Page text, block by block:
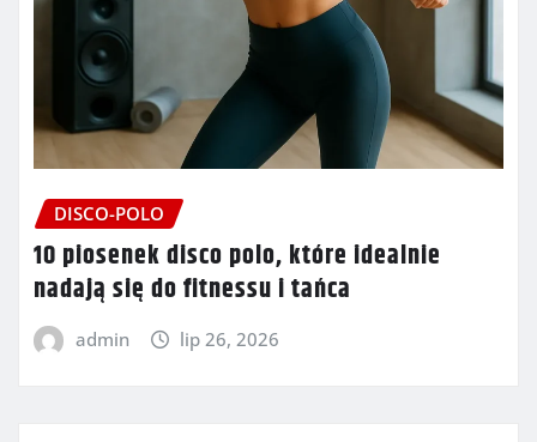
DISCO-POLO
10 piosenek disco polo, które idealnie
nadają się do fitnessu i tańca
admin lip 26, 2026